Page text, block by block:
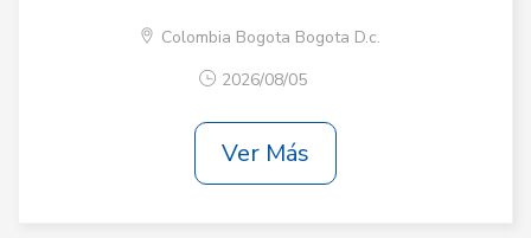
Colombia Bogota Bogota D.c.
2026/08/05
Ver Más